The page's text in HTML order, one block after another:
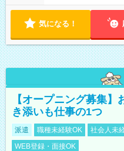
気になる！
【オープニング募集
き添いも仕事の1つ
派遣 職種未経験OK 社会人未
WEB登録・面接OK